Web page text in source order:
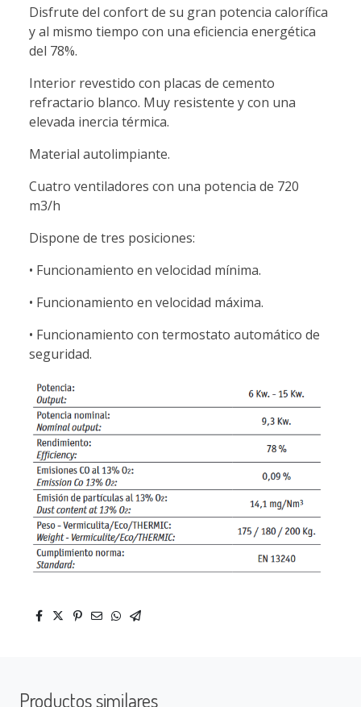
Disfrute del confort de su gran potencia calorífica
y al mismo tiempo con una eficiencia energética
del 78%.
Interior revestido con placas de cemento
refractario blanco. Muy resistente y con una
elevada inercia térmica.
Material autolimpiante.
Cuatro ventiladores con una potencia de 720
m3/h
Dispone de tres posiciones:
• Funcionamiento en velocidad mínima.
• Funcionamiento en velocidad máxima.
• Funcionamiento con termostato automático de
seguridad.
Productos similares